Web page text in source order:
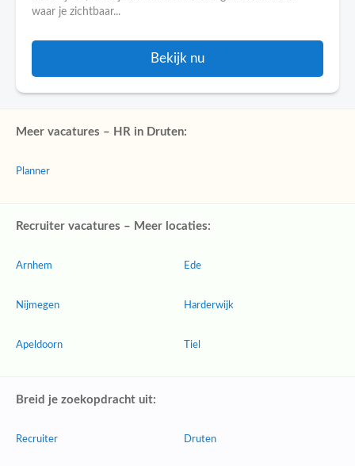
waar je zichtbaar...
Bekijk nu
Meer vacatures – HR in Druten:
Planner
Recruiter vacatures – Meer locaties:
Arnhem
Nijmegen
Apeldoorn
Ede
Harderwijk
Tiel
Breid je zoekopdracht uit:
Recruiter Druten